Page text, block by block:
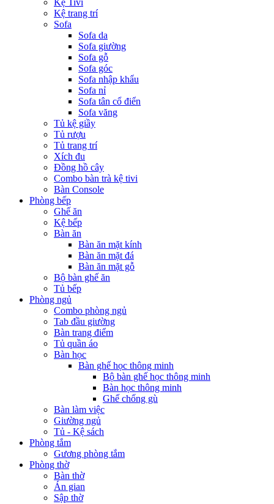
Kệ Tivi
Kệ trang trí
Sofa
Sofa da
Sofa giường
Sofa gỗ
Sofa góc
Sofa nhập khẩu
Sofa nỉ
Sofa tân cổ điển
Sofa văng
Tủ kệ giầy
Tủ rượu
Tủ trang trí
Xích đu
Đồng hồ cây
Combo bàn trà kệ tivi
Bàn Console
Phòng bếp
Ghế ăn
Kệ bếp
Bàn ăn
Bàn ăn mặt kính
Bàn ăn mặt đá
Bàn ăn mặt gỗ
Bộ bàn ghế ăn
Tủ bếp
Phòng ngủ
Combo phòng ngủ
Tab đầu giường
Bàn trang điểm
Tủ quần áo
Bàn học
Bàn ghế học thông minh
Bộ bàn ghế học thông minh
Bàn học thông minh
Ghế chống gù
Bàn làm việc
Giường ngủ
Tủ - Kệ sách
Phòng tắm
Gương phòng tắm
Phòng thờ
Bàn thờ
Án gian
Sập thờ